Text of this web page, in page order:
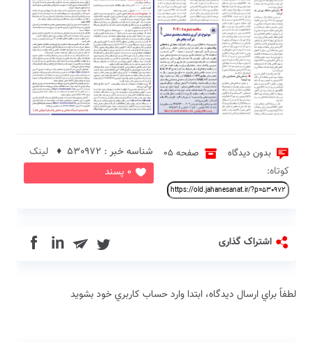
بدون دیدگاه صفحه 05
0 پسند
شناسه خبر : 530972 ♦
لینک
کوتاه:
اشتراک گذاری in
لطفاً براي ارسال دیدگاه، ابتدا وارد حساب كاربري خود بشويد